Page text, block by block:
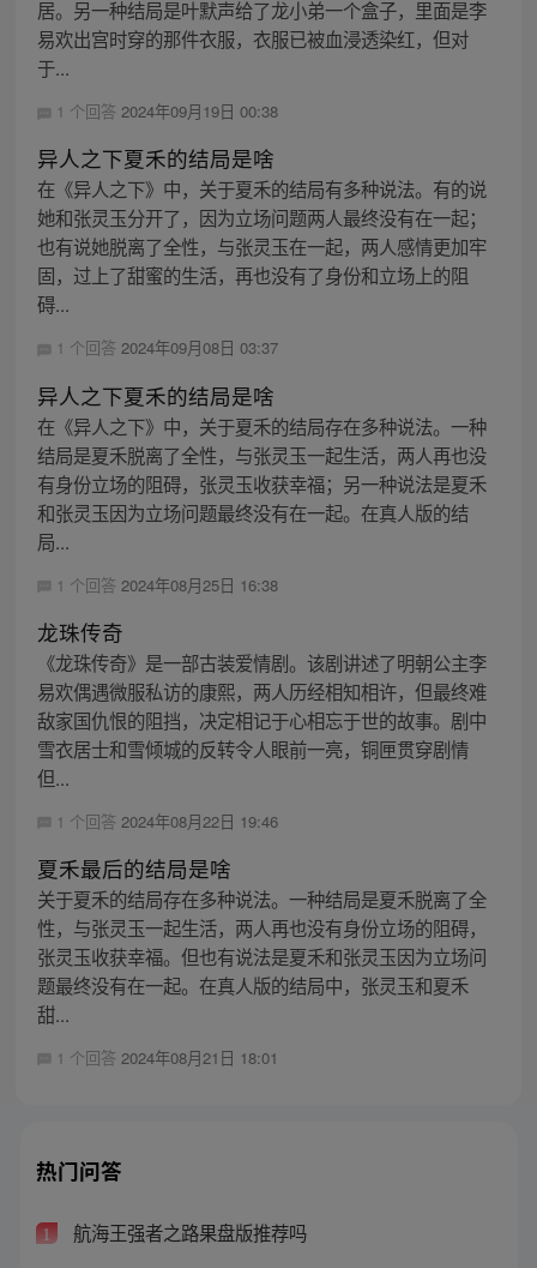
居。另一种结局是叶默声给了龙小弟一个盒子，里面是李
易欢出宫时穿的那件衣服，衣服已被血浸透染红，但对
于...
1 个回答 2024年09月19日 00:38
异人之下夏禾的结局是啥
在《异人之下》中，关于夏禾的结局有多种说法。有的说
她和张灵玉分开了，因为立场问题两人最终没有在一起；
也有说她脱离了全性，与张灵玉在一起，两人感情更加牢
固，过上了甜蜜的生活，再也没有了身份和立场上的阻
碍...
1 个回答 2024年09月08日 03:37
异人之下夏禾的结局是啥
在《异人之下》中，关于夏禾的结局存在多种说法。一种
结局是夏禾脱离了全性，与张灵玉一起生活，两人再也没
有身份立场的阻碍，张灵玉收获幸福；另一种说法是夏禾
和张灵玉因为立场问题最终没有在一起。在真人版的结
局...
1 个回答 2024年08月25日 16:38
龙珠传奇
《龙珠传奇》是一部古装爱情剧。该剧讲述了明朝公主李
易欢偶遇微服私访的康熙，两人历经相知相许，但最终难
敌家国仇恨的阻挡，决定相记于心相忘于世的故事。剧中
雪衣居士和雪倾城的反转令人眼前一亮，铜匣贯穿剧情
但...
1 个回答 2024年08月22日 19:46
夏禾最后的结局是啥
关于夏禾的结局存在多种说法。一种结局是夏禾脱离了全
性，与张灵玉一起生活，两人再也没有身份立场的阻碍，
张灵玉收获幸福。但也有说法是夏禾和张灵玉因为立场问
题最终没有在一起。在真人版的结局中，张灵玉和夏禾
甜...
1 个回答 2024年08月21日 18:01
热门问答
1 航海王强者之路果盘版推荐吗